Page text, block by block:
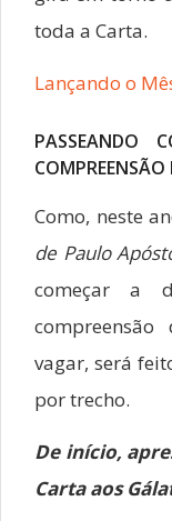
toda a Carta.
Lançando o
PASSEANDO
Como, neste
de Paulo
começar a
compreensão
vagar, será
por trecho.
De início,
Carta aos